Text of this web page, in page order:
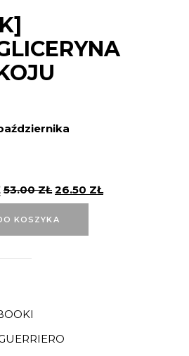
53.00ZŁ 26.50 ZŁ
KOSZYKA